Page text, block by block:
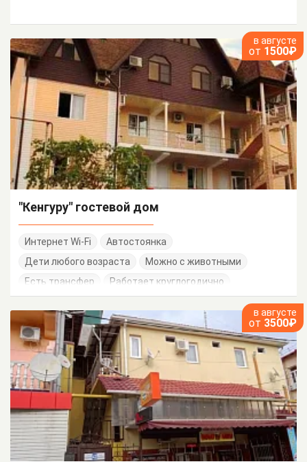
в августе
от 1500₽
"Кенгуру" гостевой дом
Интернет Wi-Fi
Автостоянка
Дети любого возраста
Можно с животными
Есть трансфер
Работает круглогодично
в августе
от 3500₽